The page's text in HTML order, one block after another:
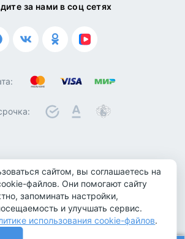
сайтом, вы соглашаетесь на
файлов. Они помогают сайту
запоминать настройки,
и улучшать сервис.
использования cookie-файлов.
за нами в соц сетях
персональных данных
cookie-файлов
публичной офертой